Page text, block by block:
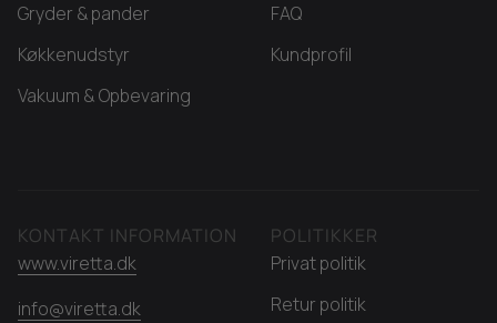
FAQ
Kundprofil
POLITIKKER
Privat politik
Retur politik
Gryder & pander
Køkkenudstyr
Vakuum & Opbevaring
KONTAKT INFORMATION
www.viretta.dk
info@viretta.dk